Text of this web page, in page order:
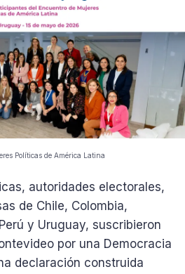
Políticas de América Latina
autoridades electorales,
de Chile, Colombia,
y Uruguay, suscribieron
por una Democracia
declaración construida